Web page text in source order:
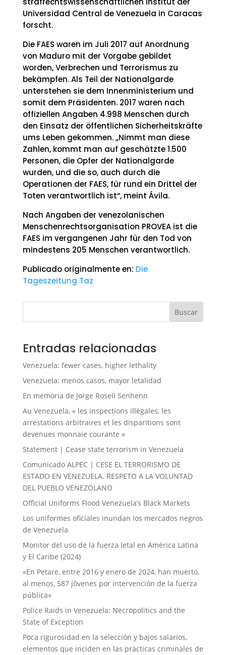
Universidad Central de Venezuela in Caracas
forscht.
Die FAES waren im Juli 2017 auf Anordnung
von Maduro mit der Vorgabe gebildet
worden, Verbrechen und Terrorismus zu
bekämpfen. Als Teil der Nationalgarde
unterstehen sie dem Innenministerium und
somit dem Präsidenten. 2017 waren nach
offiziellen Angaben 4.998 Menschen durch
den Einsatz der öffentlichen Sicherheitskräfte
ums Leben gekommen. „Nimmt man diese
Zahlen, kommt man auf geschätzte 1.500
Personen, die Opfer der Nationalgarde
wurden, und die so, auch durch die
Operationen der FAES, für rund ein Drittel der
Toten verantwortlich ist“, meint Ávila.
Nach Angaben der venezolanischen
Menschenrechtsorganisation PROVEA ist die
FAES im vergangenen Jahr für den Tod von
mindestens 205 Menschen verantwortlich.
Publicado originalmente en: Die
Tageszeitung Taz
Buscar
Entradas relacionadas
Venezuela: fewer cases, higher lethality
Venezuela: menos casos, mayor letalidad
En memoria de Jorge Rosell Senhenn
Au Venezuela, « les inspections illégales, les
arrestations arbitraires et les disparitions sont
devenues monnaie courante »
Statement | Cease state terrorism in Venezuela
Comunicado ALPEC | CESE EL TERRORISMO DE
ESTADO EN VENEZUELA. RESPETO A LA VOLUNTAD
DEL PUEBLO VENEZOLANO
Official Uniforms Flood Venezuela’s Black Markets
Los uniformes oficiales inundan los mercados negros
de Venezuela
Monitor del uso de la fuerza letal en América Latina
y El Caribe (2024)
«En Petare, entre 2016 y enero de 2024, han muerto,
al menos, 587 jóvenes por intervención de la fuerza
pública»
Police Raids in Venezuela: Necropolitics and the
State of Exception
Poca rigurosidad en la selección y bajos salarios,
elementos que inciden en las prácticas criminales de